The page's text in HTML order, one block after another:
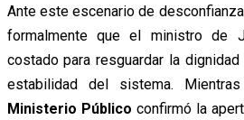
Ante este escenario de
formalmente que el ministro de
costado para resguardar la
estabilidad del sistema.
Ministerio Público confirmó la